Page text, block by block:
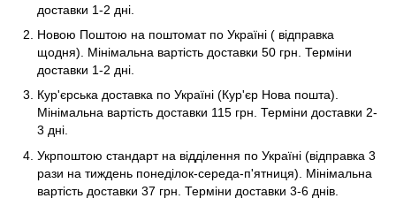
доставки 1-2 дні.
Новою Поштою на поштомат по Україні ( відправка
щодня). Мінімальна вартість доставки 50 грн. Терміни
доставки 1-2 дні.
Кур'єрська доставка по Україні (Кур'єр Нова пошта).
Мінімальна вартість доставки 115 грн. Терміни доставки 2-
3 дні.
Укрпоштою стандарт на відділення по Україні (відправка 3
рази на тиждень понеділок-середа-п'ятниця). Мінімальна
вартість доставки 37 грн. Терміни доставки 3-6 днів.